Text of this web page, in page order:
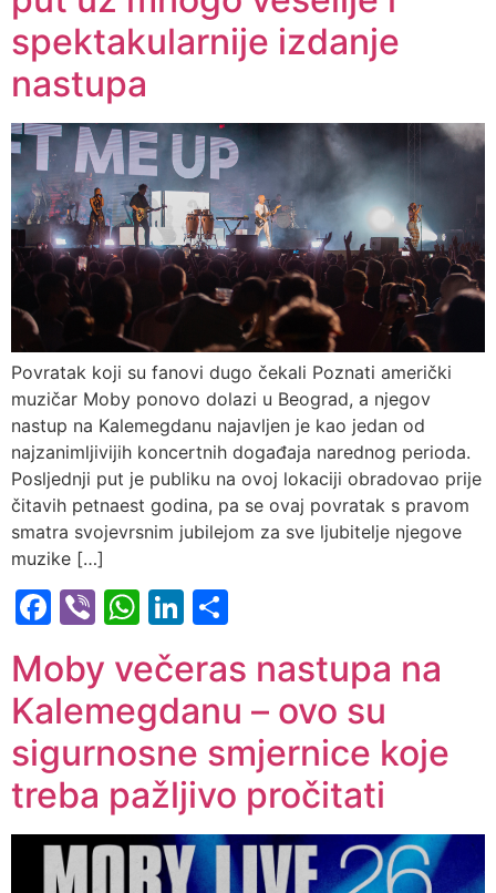
spektakularnije izdanje
nastupa
Povratak koji su fanovi dugo čekali Poznati američki
muzičar Moby ponovo dolazi u Beograd, a njegov
nastup na Kalemegdanu najavljen je kao jedan od
najzanimljivijih koncertnih događaja narednog perioda.
Posljednji put je publiku na ovoj lokaciji obradovao prije
čitavih petnaest godina, pa se ovaj povratak s pravom
smatra svojevrsnim jubilejom za sve ljubitelje njegove
muzike […]
Facebook
ViberWhatsApp
LinkedIn
Moby večeras nastupa na
Kalemegdanu – ovo su
sigurnosne smjernice koje
treba pažljivo pročitati